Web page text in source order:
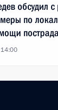
обсудил с
по
14:00